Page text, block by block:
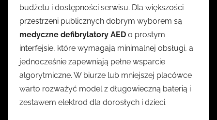
budżetu i dostępności serwisu. Dla większości
przestrzeni publicznych dobrym wyborem są
medyczne defibrylatory AED o prostym
interfejsie, które wymagają minimalnej obsługi, a
jednocześnie zapewniają pełne wsparcie
algorytmiczne. W biurze lub mniejszej placówce
warto rozważyć model z długowieczną baterią i
zestawem elektrod dla dorosłych i dzieci.